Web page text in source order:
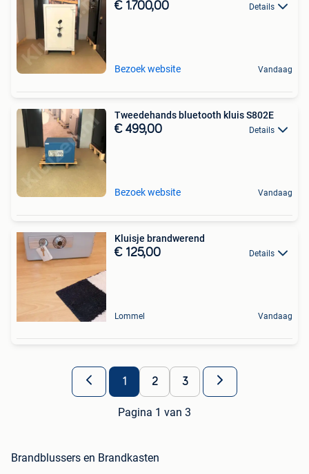
€ 1.700,00 Details
Bezoek website Vandaag
Tweedehands bluetooth kluis S802E
€ 499,00 Details
Bezoek website Vandaag
Kluisje brandwerend
€ 125,00 Details
Lommel Vandaag
1 2 3
Pagina 1 van 3
Brandblussers en Brandkasten